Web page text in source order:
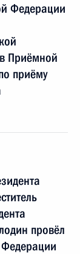
Федерации
Приёмной
приёму
провёл